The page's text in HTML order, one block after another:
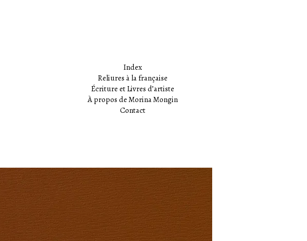
Index
Reliures à la française
Écriture et Livres d’artiste
À propos de Morina Mongin
Contact